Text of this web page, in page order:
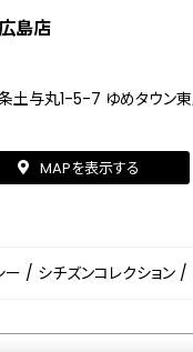
島店
土与丸1-5-7 ゆめタウン
MAPを表示する
ー / シチズンコレクション /